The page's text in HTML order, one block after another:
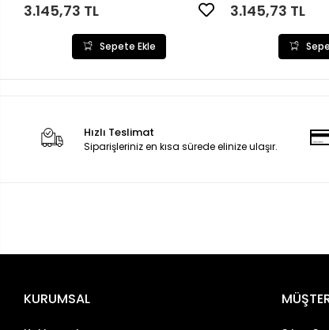
3.145,73 TL
Sepete Ekle
3.145,73 TL
Hızlı Teslimat
Siparişleriniz en kısa sürede elinize ulaşır.
KURUMSAL